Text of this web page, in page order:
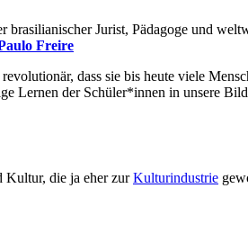
Jurist, Pädagoge und
Freire
dass sie bis heute viele
Lernen der Schüler*innen in unsere
Kultur, die ja eher zurKulturindustrie